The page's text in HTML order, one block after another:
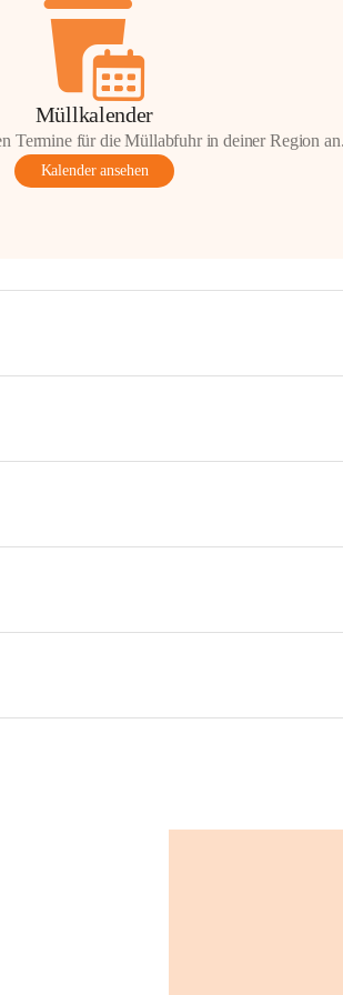
Müllkalender
Termine für die Müllabfuhr in deiner Region
Kalender ansehen